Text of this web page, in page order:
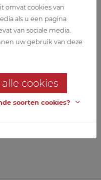
mettre en valeur notre
omvat cookies van
als u een pagina
van sociale media.
uw gebruik van deze
cookies
soorten cookies?